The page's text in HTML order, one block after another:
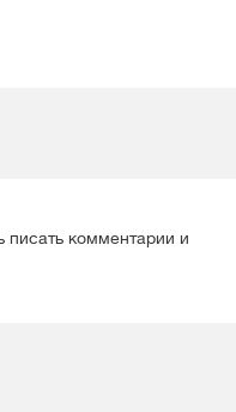
писать комментарии и